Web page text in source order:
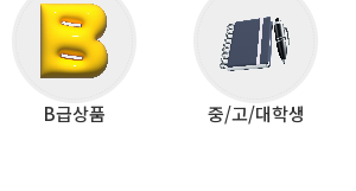
B급상품 중/고/대학생